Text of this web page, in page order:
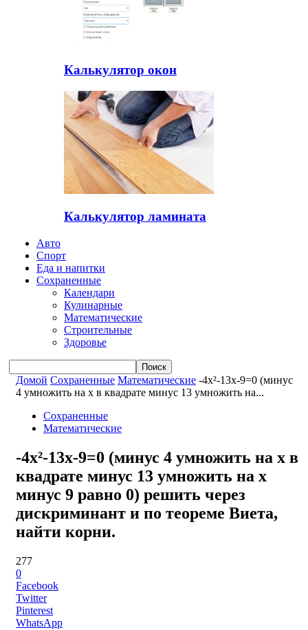
Калькулятор окон
Калькулятор ламината
Авто
Спорт
Еда и напитки
Сохраненные
Календари
Кулинарные
Математические
Строительные
Здоровье
Домой Сохраненные Математические -4x²-13x-9=0 (минус
4 умножить на x в квадрате минус 13 умножить на...
Сохраненные
Математические
-4x²-13x-9=0 (минус 4 умножить на x в
квадрате минус 13 умножить на x
минус 9 равно 0) решить через
дискриминант и по теореме Виета,
найти корни.
277
0
Facebook
Twitter
Pinterest
WhatsApp